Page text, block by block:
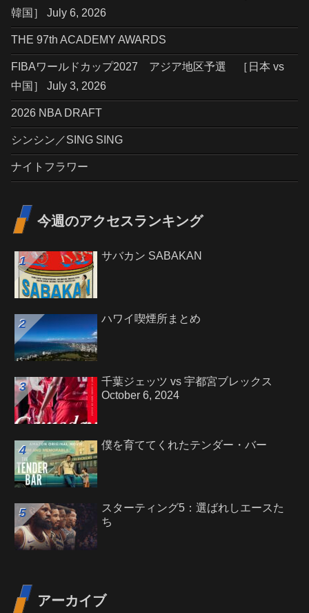
韓国］ July 6, 2026
THE 97th ACADEMY AWARDS
FIBAワールドカップ2027 アジア地区予選 ［日本 vs
中国］ July 3, 2026
2026 NBA DRAFT
シンシン／SING SING
ナイトフラワー
今週のアクセスランキング
サバカン SABAKAN
ハワイ喫煙所まとめ
千葉ジェッツ vs 宇都宮ブレックス
October 6, 2024
僕を育ててくれたテンダー・バー
スターティング5：選ばれしエースた
ち
アーカイブ